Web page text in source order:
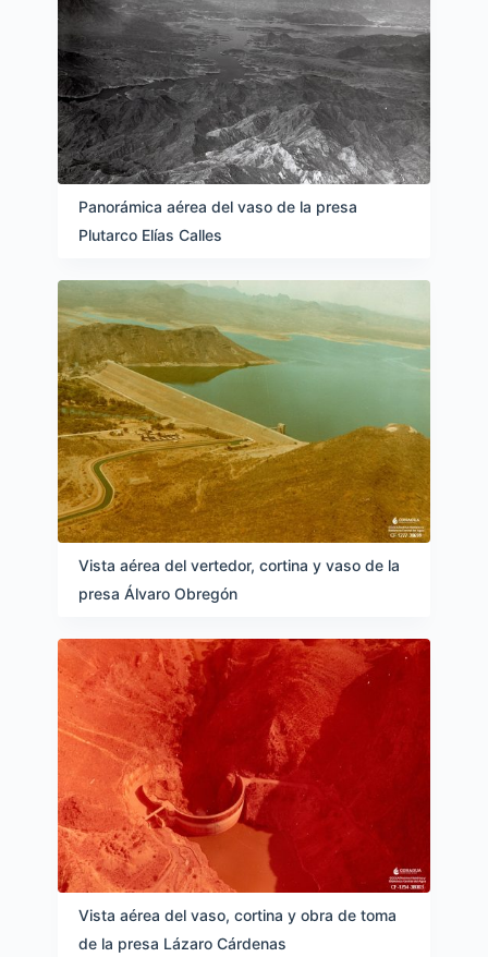
Panorámica aérea del vaso de la presa
Plutarco Elías Calles
Vista aérea del vertedor, cortina y vaso de la
presa Álvaro Obregón
Vista aérea del vaso, cortina y obra de toma
de la presa Lázaro Cárdenas